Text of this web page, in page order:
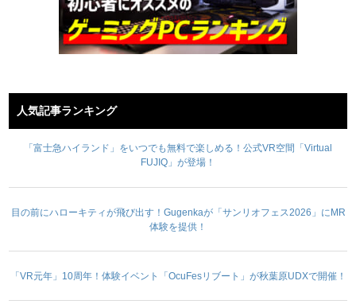
人気記事ランキング
「富士急ハイランド」をいつでも無料で楽しめる！公式VR空間「Virtual
FUJIQ」が登場！
目の前にハローキティが飛び出す！Gugenkaが「サンリオフェス2026」にMR
体験を提供！
「VR元年」10周年！体験イベント「OcuFesリブート」が秋葉原UDXで開催！